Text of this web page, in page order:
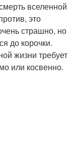
вселенной
это
страшно, но
до корочки.
жизни требует
или косвенно.